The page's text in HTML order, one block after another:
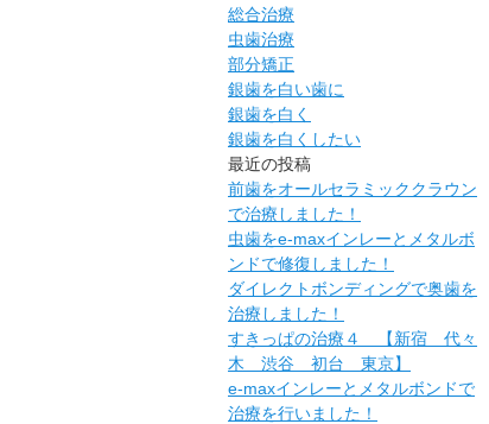
総合治療
虫歯治療
部分矯正
銀歯を白い歯に
銀歯を白く
銀歯を白くしたい
最近の投稿
前歯をオールセラミッククラウン
で治療しました！
虫歯をe-maxインレーとメタルボ
ンドで修復しました！
ダイレクトボンディングで奥歯を
治療しました！
すきっぱの治療４ 【新宿 代々
木 渋谷 初台 東京】
e-maxインレーとメタルボンドで
治療を行いました！